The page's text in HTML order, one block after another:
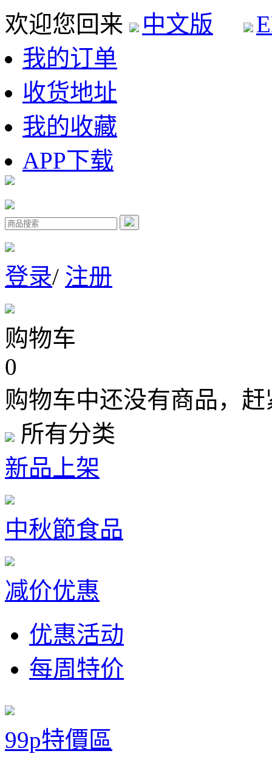
欢迎您回来 中文版
我的订单
收货地址
我的收藏
APP下载
登录/ 注册
购物车
0
购物车中还没有商品，
所有分类
新品上架
中秋節食品
减价优惠
优惠活动
每周特价
99p特價區